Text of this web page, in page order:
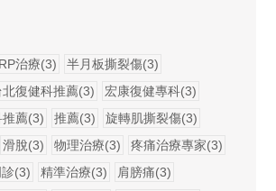
治療(3)
半月板撕裂傷(3)
北復健科推薦(3)
宏康復健專科(3)
薦(3) 推薦(3)
旋轉肌撕裂傷(3)
滑脫(3) 物理治療(3)
疼痛治療專家(3)
(3)
精準治療(3)
肩膀痛(3)